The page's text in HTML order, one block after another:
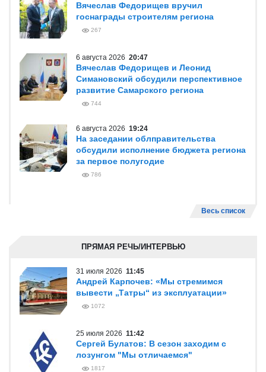
Вячеслав Федорищев вручил
госнаграды строителям региона
267
6 августа 2026 20:47
Вячеслав Федорищев и Леонид
Симановский обсудили перспективное
развитие Самарского региона
744
6 августа 2026 19:24
На заседании облправительства
обсудили исполнение бюджета региона
за первое полугодие
786
Весь список
ПРЯМАЯ РЕЧЬ/ИНТЕРВЬЮ
31 июля 2026 11:45
Андрей Карпочев: «Мы стремимся
вывести „Татры“ из эксплуатации»
1072
25 июля 2026 11:42
Сергей Булатов: В сезон заходим с
лозунгом "Мы отличаемся"
1817